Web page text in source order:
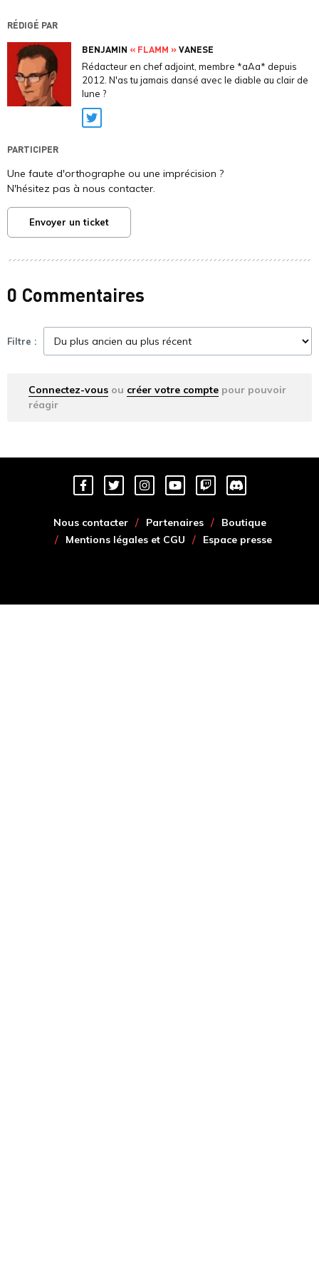
RÉDIGÉ PAR
BENJAMIN « FLAMM »VANESE
Rédacteur en chef adjoint, membre *aAa* depuis
2012. N'as tu jamais dansé avec le diable au clair de
lune ?
Twitter
PARTICIPER
Une faute d'orthographe ou une imprécision ?
N'hésitez pas à nous contacter.
Envoyer un ticket
0 Commentaires
Filtre :
Connectez-vous ou créer votre compte pour pouvoir
réagir
Nous contacter Partenaires
Boutique
Mentions légales et CGU
Espace presse